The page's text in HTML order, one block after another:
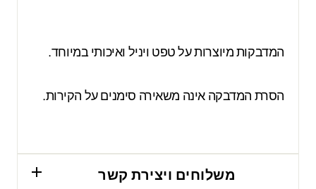
המדבקות מיוצרות על טפט ויניל ואיכותי במיוחד.
הסרת המדבקה אינה משאירה סימנים על הקירות.
משלוחים ויצירת קשר